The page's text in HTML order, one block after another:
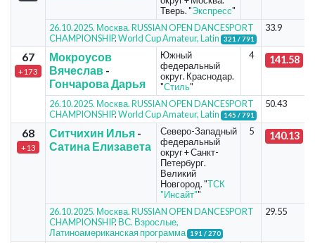
Тверь. "Экспресс"
26.10.2025. Москва. RUSSIAN OPEN DANCESPORT
CHAMPIONSHIP.World Cup Amateur, Latin 321 / 791
33.9
67
+173
Мокроусов
Вячеслав-
Гончарова Дарья
Южный
федеральный
округ. Краснодар.
"Стиль"
4 141.58
26.10.2025. Москва. RUSSIAN OPEN DANCESPORT
CHAMPIONSHIP.World Cup Amateur, Latin 145 / 791
50.43
68
+13
Ситчихин Илья-
Сатина Елизавета
Северо-Западный
федеральный
округ + Санкт-
Петербург.
Великий
Новгород. "ТСК
"Инсайт""
5 140.13
26.10.2025. Москва. RUSSIAN OPEN DANCESPORT
CHAMPIONSHIP. ВС. Взрослые,
Латиноамериканская программа
191 / 270
29.55